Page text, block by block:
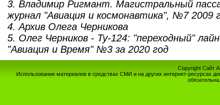
3. Владимир Ригмант. Магистральный
журнал "Авиация и космонавтика", №7 2009
4. Архив Олега Черникова
5. Олег Черников - Ту-124: "переходный"
"Авиация и Время" №3 за 2020 год
Copyright Сайт
Использование материалов в средствах СМИ и на других интернет-ресурсах
обязательна.